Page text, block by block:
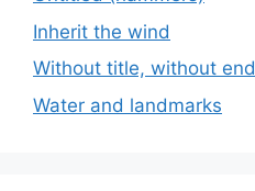
Inherit the wind
Without title, without end
Water and landmarks